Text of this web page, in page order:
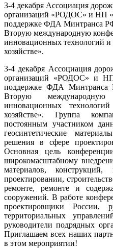
3-4 декабря Ассоциация
организаций «РОДОС» и НП
поддержке ФДА Минтранса
Вторую международную
инновационных технологий
хозяйстве».
3-4 декабря Ассоциация
организаций «РОДОС» и
поддержке ФДА
Вторую
инновационных
хозяйстве». Группа
постоянным участником
геосинтетические
решения в сфере
Основная цель
широкомасштабному
материалов,
проектировании,
ремонте, ремонте и
сооружений. В работе
проектировщики России,
территориальных
руководители подрядных
Приглашаем всех наших
в этом мероприятии!